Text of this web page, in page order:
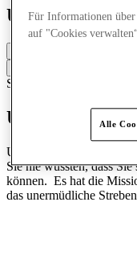
Under Armour
Schuhe
Unter
Under Armour inspiriert
Sie nie wussten, dass
können. Es hat die
das unermüdliche
Für Informationen
auf "Cookies
Alle